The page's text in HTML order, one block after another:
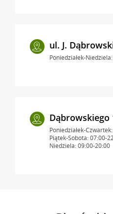
ul. J.
Poniedziałek-
Dąbrowskiego
Poniedziałek-
Piątek-Sobota: 07:00-
Niedziela: 09:00-20:00